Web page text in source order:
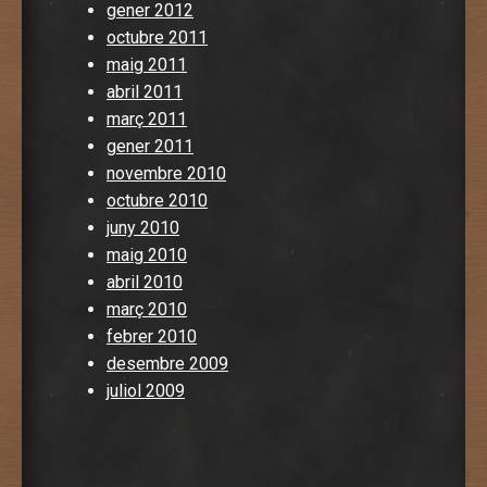
gener 2012
octubre 2011
maig 2011
abril 2011
març 2011
gener 2011
novembre 2010
octubre 2010
juny 2010
maig 2010
abril 2010
març 2010
febrer 2010
desembre 2009
juliol 2009